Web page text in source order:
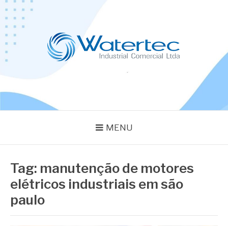
Pular
para
conteúdo
MENU
Tag: manutenção de motores
elétricos industriais em são
paulo